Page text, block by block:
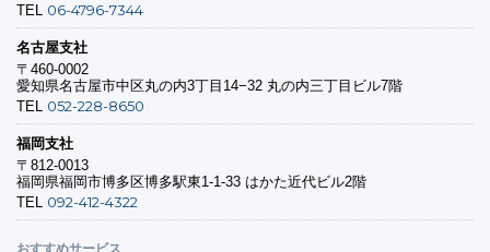
TEL 06-4796-7344
名古屋支社
〒460-0002
愛知県名古屋市中区丸の内3丁目14−32 丸の内三丁目ビル7階
TEL 052-228-8650
福岡支社
〒812-0013
福岡県福岡市博多区博多駅東1-1-33 はかた近代ビル2階
TEL 092-412-4322
おすすめサービス